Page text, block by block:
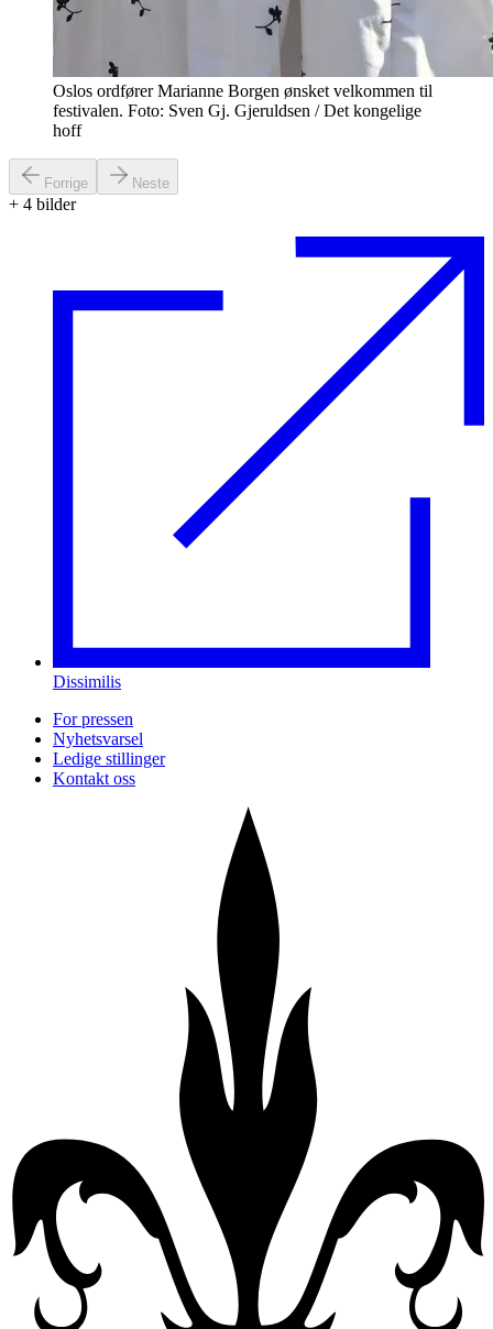
Oslos ordfører Marianne Borgen ønsket velkommen til
festivalen. Foto: Sven Gj. Gjeruldsen / Det kongelige
hoff
Forrige Neste
+ 4 bilder
Dissimilis
For pressen
Nyhetsvarsel
Ledige stillinger
Kontakt oss